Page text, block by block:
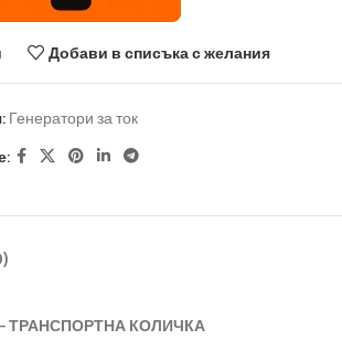
Добави в списъка с желания
Генератори за ток
ТРАНСПОРТНА КОЛИЧКА